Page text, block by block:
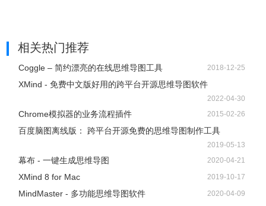
颜色了。
相关热门推荐
Coggle – 简约漂亮的在线思维导图工具 2018-12-25
XMind - 免费中文版好用的跨平台开源思维导图软件
2022-04-30
Chrome模拟器的业务流程插件 2015-02-26
百度脑图离线版： 跨平台开源免费的思维导图制作工具
2019-05-13
幕布 - 一键生成思维导图 2020-04-21
XMind 8 for Mac 2019-10-17
MindMaster - 多功能思维导图软件 2020-04-09